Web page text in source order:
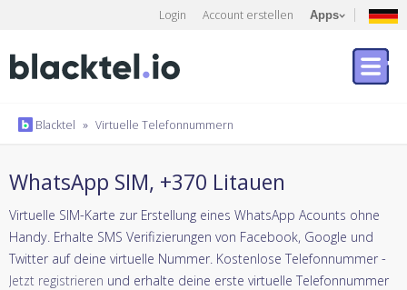
Login Account erstellen Apps
Blacktel » Virtuelle Telefonnummern
WhatsApp SIM, +370 Litauen
Virtuelle SIM-Karte zur Erstellung eines WhatsApp Acounts ohne
Handy. Erhalte SMS Verifizierungen von Facebook, Google und
Twitter auf deine virtuelle Nummer. Kostenlose Telefonnummer -
Jetzt registrieren und erhalte deine erste virtuelle Telefonnummer